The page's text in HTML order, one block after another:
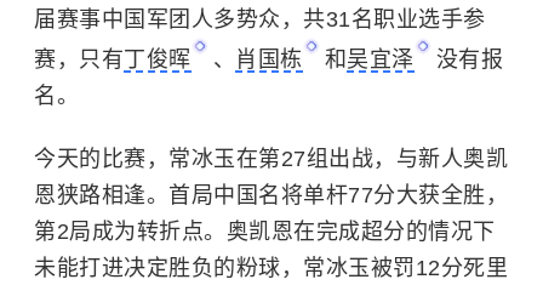
届赛事中国军团人多势众，共31名职业选手参
赛，只有丁俊晖 、 肖国栋 和 吴宜泽
没有报
名。
今天的比赛， 常冰玉在第27组出战，与新人奥凯
恩狭路相逢。首局中国名将单杆77分大获全胜，
第2局成为转折点。奥凯恩在完成超分的情况下
未能打进决定胜负的粉球，常冰玉被罚12分死里